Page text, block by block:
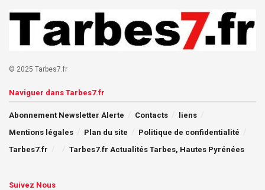
© 2025 Tarbes7.fr
Naviguer dans Tarbes7.fr
Abonnement Newsletter Alerte Contacts
liens
Mentions légales
Plan du site
Politique de confidentialité
Tarbes7.fr
Tarbes7.fr Actualités Tarbes, Hautes Pyrénées
Suivez Nous